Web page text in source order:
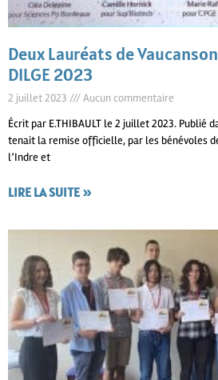
Deux Lauréats de
DILGE 2023
2 juillet 2023
Aucun commentaire
Écrit par E.THIBAULT le 2 juillet 2023. Publié
tenait la remise officielle, par les bénévoles
l’Indre et
LIRE LA SUITE »